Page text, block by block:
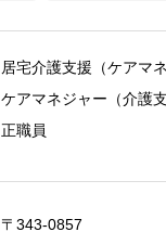
居宅介護支援（ケアマ
ケアマネジャー（介護
正職員
〒343-0857